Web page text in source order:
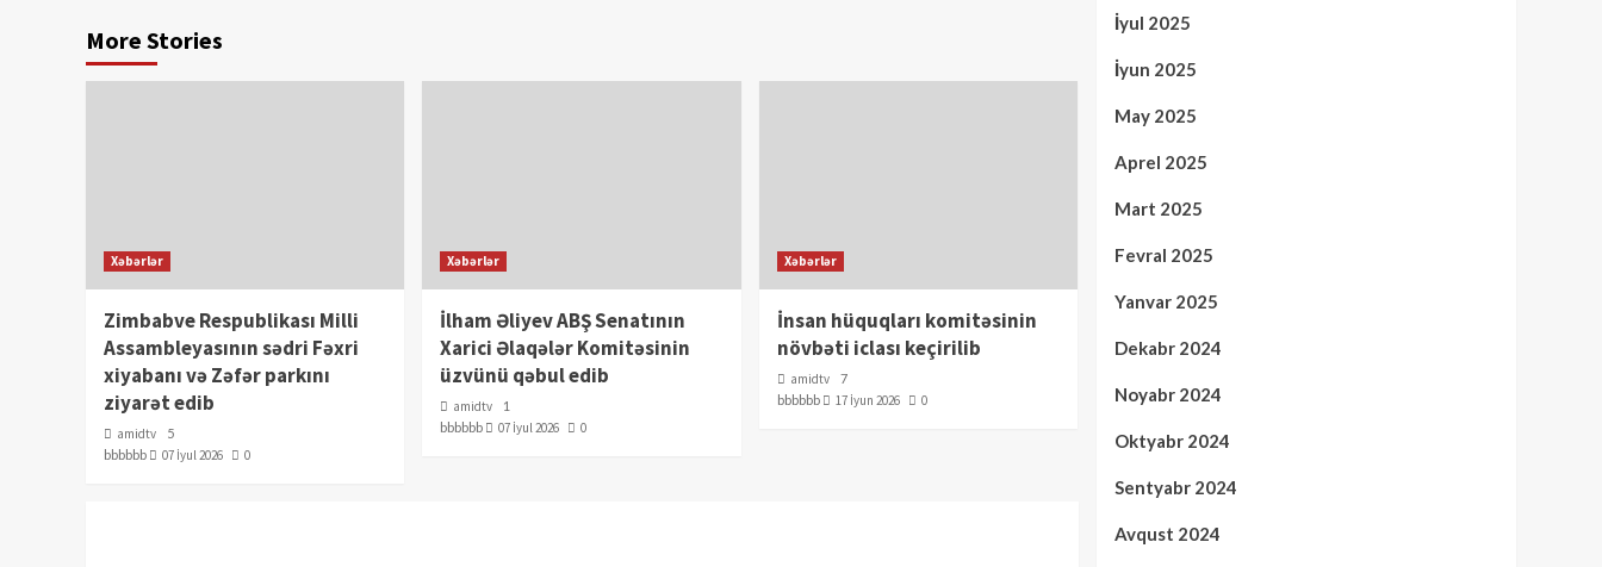
More Stories
Xəbərlər
Zimbabve Respublikası Milli
Assambleyasının sədri Fəxri
xiyabanı və Zəfər parkını
ziyarət edib
amidtv
5
bbbbbb
07 İyul 2026 0
Xəbərlər
İlham Əliyev ABŞ Senatının
Xarici Əlaqələr Komitəsinin
üzvünü qəbul edib
amidtv
1
bbbbbb
07 İyul 2026 0
Xəbərlər
İnsan hüquqları komitəsinin
növbəti iclası keçirilib
amidtv
7
bbbbbb
17 İyun 2026 0
İyul 2025
İyun 2025
May 2025
Aprel 2025
Mart 2025
Fevral 2025
Yanvar 2025
Dekabr 2024
Noyabr 2024
Oktyabr 2024
Sentyabr 2024
Avqust 2024